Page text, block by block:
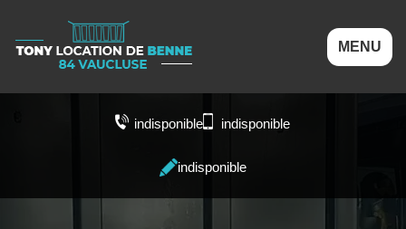
MENU
indisponible indisponible
indisponible